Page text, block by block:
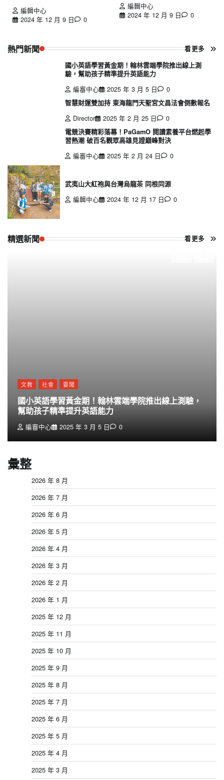
編輯中心
2024 年 12 月 9 日
0
編輯中心
2024 年 12 月 9 日
0
熱門新聞 看更多
國小英語學習黃金期！翰林雲端學院推出線上測
驗，幫助孩子精準提升英語能力
編審中心
2025 年 3 月 5 日
0
智慧財運雙加持 東海龍門天聖宮文昌法會倒數報名
Director
2025 年 2 月 25 日
0
電競決賽精彩落幕！PaGamO 閱讀素養平台燃起學
習熱潮 破百名觀眾高雄見證巔峰對決
編審中心
2025 年 2 月 24 日 0
武夷山大紅袍與台灣烏龍茶 同根同源
編輯中心
2024 年 12 月 17 日 0
精選新聞 看更多
文教 社會 要聞
國小英語學習黃金期！翰林雲端學院推出線上測驗，
幫助孩子精準提升英語能力
編審中心 2025 年 3 月 5 日 0
彙整
2026 年 8 月
2026 年 7 月
2026 年 6 月
2026 年 5 月
2026 年 4 月
2026 年 3 月
2026 年 2 月
2026 年 1 月
2025 年 12 月
2025 年 11 月
2025 年 10 月
2025 年 9 月
2025 年 8 月
2025 年 7 月
2025 年 6 月
2025 年 5 月
2025 年 4 月
2025 年 3 月